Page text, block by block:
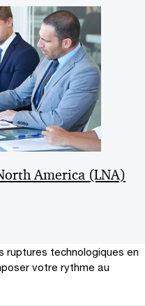
America (LNA)
ruptures technologiques en
votre rythme au